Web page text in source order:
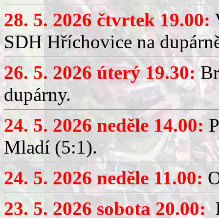
28. 5. 2026 čtvrtek 19.00:
SDH Hříchovice na
26. 5. 2026 úterý 19.30:
dupárny.
24. 5. 2026 neděle 14.00:
Mladí (5:1).
24. 5. 2026 neděle 11.00:
23. 5. 2026 sobota 20.00: